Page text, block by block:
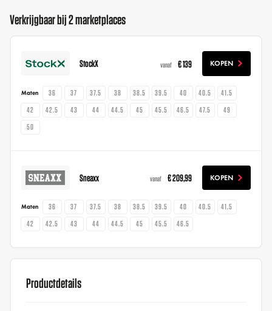
Verkrijgbaar bij 2 marketplaces
StockX vanaf € 139 KOPEN
Maten 36 37 37.5 38 38.5 39.5 40 40.5
41.5
42
42.5 43 44 44.5 45 45.5 46.5 47.5
49
50
Sneaxx vanaf € 209,99 KOPEN
Maten 36 37 37.5 38 38.5 39.5 40 40.5
41.5
42
42.5 43 44 44.5 45 45.5 46.5
Productdetails